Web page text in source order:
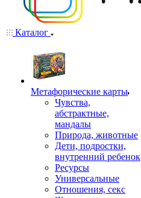
Каталог
Mетафорические карты
Чувства,
абстрактные,
мандалы
Природа, животные
Дети, подростки,
внутренний ребенок
Ресурсы
Универсальные
Отношения, секс